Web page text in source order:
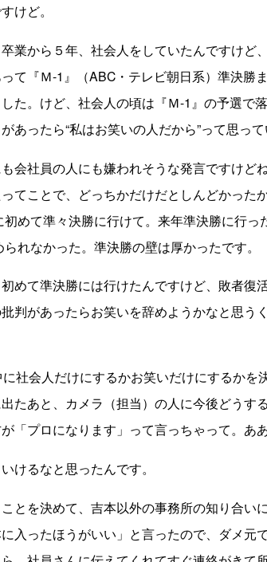
けど。
業から５年、社会人をしていたんですけど
て『Ｍ-1 』（ABC・テレビ朝日系）準決勝
た。けど、社会人の頃は『Ｍ-1』の予選で
あったら“私はお笑いの人だから”って思って
会社員の人にも嫌われそうな発言ですけど
てことで、どっちかだけだとしんどかった
初めて準々決勝に行けて。来年準決勝に行っ
られなかった。準決勝の壁は厚かったです。
めて準決勝には行けたんですけど、敗者復
判があったらお笑いを辞めようかなと思うく
社会人だけにするかお笑いだけにするかを
たあと、カメラ（担当）の人に今後どうす
「プロになります」って言っちゃって。ああ
るなと思ったんです。
とを決めて、吉本以外の事務所の知り合い
入ったほう がいい」と言ったので、ダメ元